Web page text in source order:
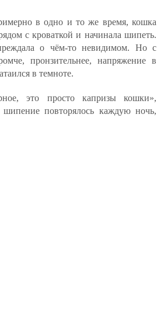
в одно и то же время, кошка
с кроваткой и начинала шипеть.
о чём-то невидимом. Но с
пронзительнее, напряжение в
в темноте.
это просто капризы кошки»,
повторялось каждую ночь,